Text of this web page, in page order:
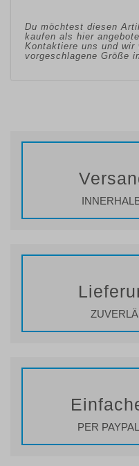
Du möchtest diesen
kaufen als hier
Kontaktiere uns und wir
vorgeschlagene Größe
PER